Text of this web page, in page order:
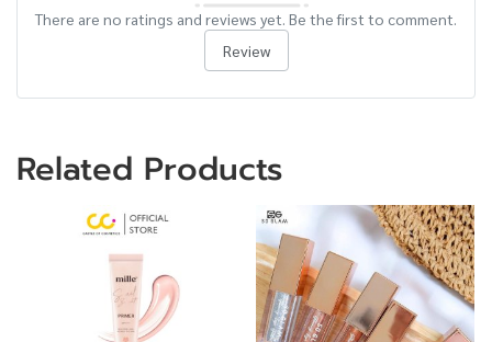
There are no ratings and reviews yet. Be the first to comment.
Review
Related Products